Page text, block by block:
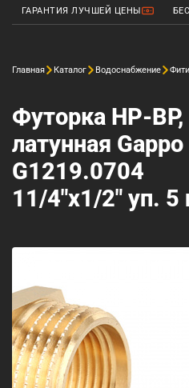
ГАРАНТИЯ ЛУЧШЕЙ ЦЕНЫ
Главная Каталог Водоснабжение
Футорка НР-ВР,
латунная Gappo
G1219.0704
11/4"х1/2" уп. 5